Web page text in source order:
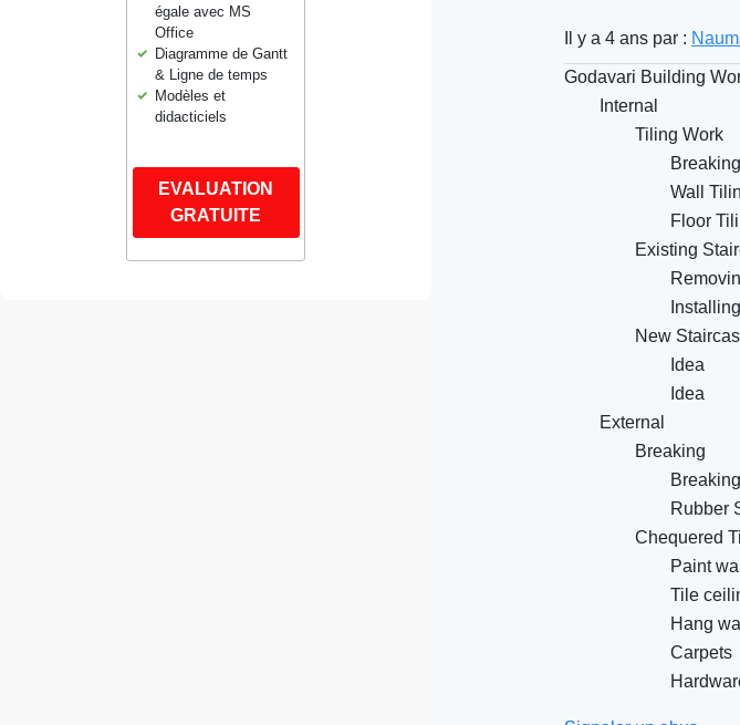
égale avec MS
Office
Diagramme de Gantt
& Ligne de temps
Modèles et
didacticiels
EVALUATION
GRATUITE
Il y a 4 ans par :
Godavari Building
Internal
Tiling Work
Wall
Floor
Existing
New
Idea
Idea
External
Breaking
Rubber
Chequered
Paint
Tile
Hang
Carpets